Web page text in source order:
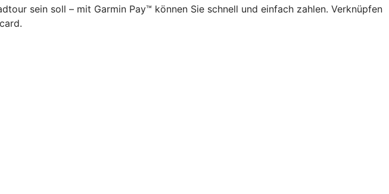
sein soll – mit Garmin Pay™ können Sie schnell und einfach zahlen. Verknüpfen